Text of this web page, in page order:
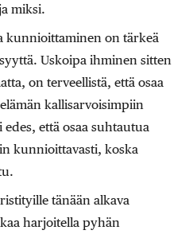
miksi.
kunnioittaminen on tärkeä
Uskoipa ihminen sitten
on terveellistä, että osaa
kallisarvoisimpiin
että osaa suhtautua
kunnioittavasti, koska
tänään alkava
harjoitella pyhän